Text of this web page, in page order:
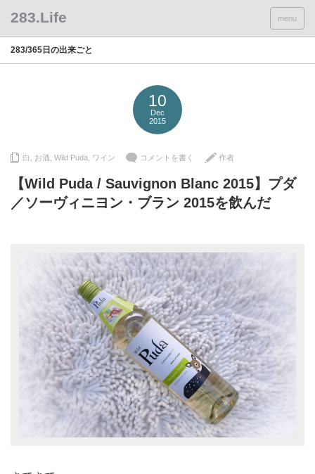
menu
283/365日の出来ごと
10
Dec
2015
白 お酒 Wild Puda ワイン コメントを書く 作者
【Wild Puda / Sauvignon Blanc 2015】プダ
／ソーヴィニヨン・ブラン 2015を飲んだ